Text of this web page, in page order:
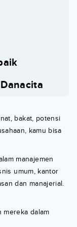
bakat, potensi
kamu bisa
manajemen
umum, kantor
dan manajerial.
mereka dalam